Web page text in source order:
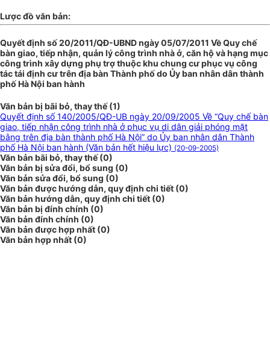
Lược đồ văn bản:
Quyết định số 20/2011/QĐ-UBND ngày 05/07/2011 Về Quy chế
bàn giao, tiếp nhận, quản lý công trình nhà ở, căn hộ và hạng mục
công trình xây dựng phụ trợ thuộc khu chung cư phục vụ công
tác tái định cư trên địa bàn Thành phố do Ủy ban nhân dân thành
phố Hà Nội ban hành
Văn bản bị bãi bỏ, thay thế (1)
Quyết định số 140/2005/QĐ-UB ngày 20/09/2005 Về “Quy chế bàn
giao, tiếp nhận công trình nhà ở phục vụ di dân giải phóng mặt
bằng trên địa bàn thành phố Hà Nội” do Ủy ban nhân dân Thành
phố Hà Nội ban hành (Văn bản hết hiệu lực) (20-09-2005)
Văn bản bãi bỏ, thay thế (0)
Văn bản bị sửa đổi, bổ sung (0)
Văn bản sửa đổi, bổ sung (0)
Văn bản được hướng dẫn, quy định chi tiết (0)
Văn bản hướng dẫn, quy định chi tiết (0)
Văn bản bị đính chính (0)
Văn bản đính chính (0)
Văn bản được hợp nhất (0)
Văn bản hợp nhất (0)